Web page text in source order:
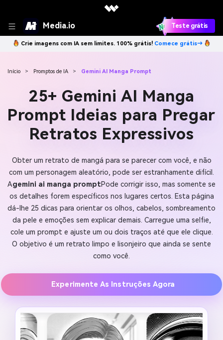
Media.io Teste grátis
Crie imagens com IA sem limites. 100% grátis! Comece grátis→
Início > Promptos de IA > Gemini AI Manga Prompt
25+ Gemini AI Manga
Prompt Ideias para Pregar
Retratos Expressivos
Obter um retrato de mangá para se parecer com você, e não
com um personagem aleatório, pode ser estranhamente difícil.
Agemini ai manga promptPode corrigir isso, mas somente se
os detalhes forem específicos nos lugares certos. Esta página
dá-lhe 25 dicas para orientar os olhos, cabelos, sombreamento
da pele e emoções sem explicar demais. Carregue uma selfie,
cole um prompt e ajuste um ou dois traços até que ele clique.
O objetivo é um retrato limpo e lisonjeiro que ainda se sente
como você.
Experimente As Instruções Agora